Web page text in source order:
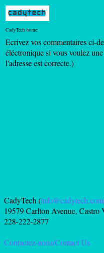
CadyTech home
Ecrivez vos commentaires ci-
éléctronique si vous voulez
l'adresse est correcte.)
CadyTech (info@cadytech.com
19579 Carlton Avenue,
228-222-2877
Contactez-nous/Contact Us